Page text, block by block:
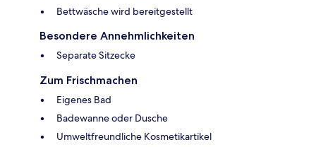
Bettwäsche wird bereitgestellt
Besondere Annehmlichkeiten
Separate Sitzecke
Zum Frischmachen
Eigenes Bad
Badewanne oder Dusche
Umweltfreundliche Kosmetikartikel